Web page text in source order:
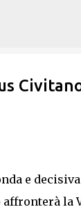
e
affronterà